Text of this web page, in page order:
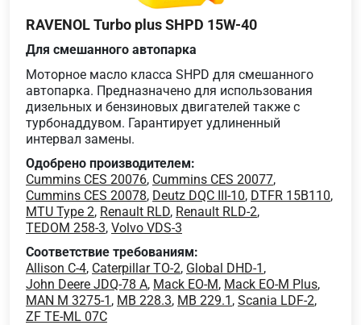
RAVENOL Turbo plus SHPD 15W-40
Для смешанного автопарка
Моторное масло класса SHPD для смешанного
автопарка. Предназначено для использования
дизельных и бензиновых двигателей также с
турбонаддувом. Гарантирует удлиненный
интервал замены.
Одобрено производителем:
Cummins CES 20076, Cummins CES 20077,
Cummins CES 20078, Deutz DQC III-10, DTFR 15B110,
MTU Type 2, Renault RLD, Renault RLD-2,
TEDOM 258-3, Volvo VDS-3
Соответствие требованиям:
Allison C-4, Caterpillar TO-2, Global DHD-1 ,
John Deere JDQ-78 A, Mack EO-M, Mack EO-M Plus,
MAN M 3275-1 , MB 228.3, MB 229.1 , Scania LDF-2,
ZF TE-ML 07C